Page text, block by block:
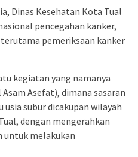
Dinas Kesehatan Kota Tual
pencegahan kanker,
pemeriksaan kanker
kegiatan yang namanya
Asefat), dimana sasaran
subur dicakupan wilayah
dengan mengerahkan
untuk melakukan